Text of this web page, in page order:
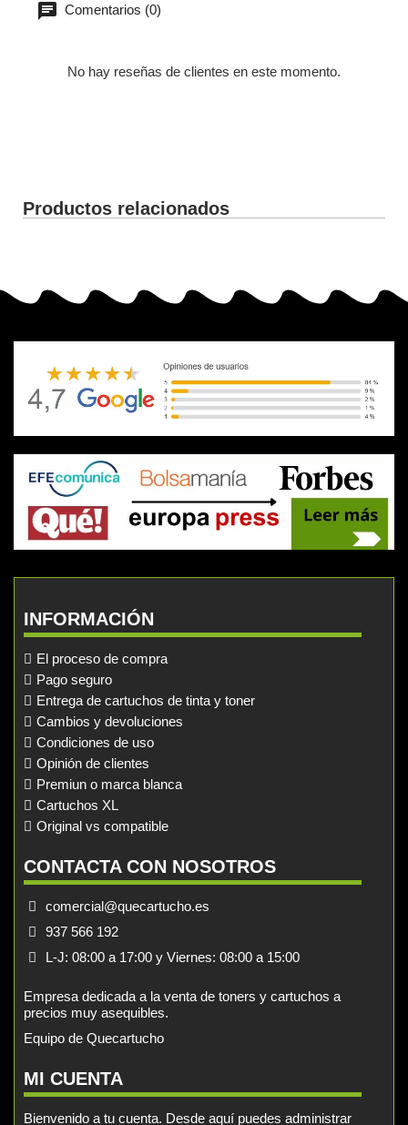
Comentarios (0)
No hay reseñas de clientes en este momento.
Productos relacionados
INFORMACIÓN
El proceso de compra
Pago seguro
Entrega de cartuchos de tinta y toner
Cambios y devoluciones
Condiciones de uso
Opinión de clientes
Premiun o marca blanca
Cartuchos XL
Original vs compatible
CONTACTA CON NOSOTROS
comercial@quecartucho.es
937 566 192
L-J: 08:00 a 17:00 y Viernes: 08:00 a 15:00
Empresa dedicada a la venta de toners y cartuchos a
precios muy asequibles.
Equipo de Quecartucho
MI CUENTA
Bienvenido a tu cuenta. Desde aquí puedes administrar